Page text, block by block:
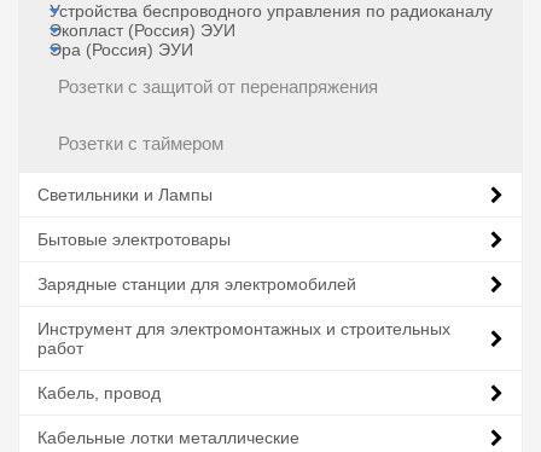
Устройства беспроводного управления по радиоканалу
Экопласт (Россия) ЭУИ
Эра (Россия) ЭУИ
Розетки с защитой от перенапряжения
Розетки с таймером
Светильники и Лампы
Бытовые электротовары
Зарядные станции для электромобилей
Инструмент для электромонтажных и строительных
работ
Кабель, провод
Кабельные лотки металлические